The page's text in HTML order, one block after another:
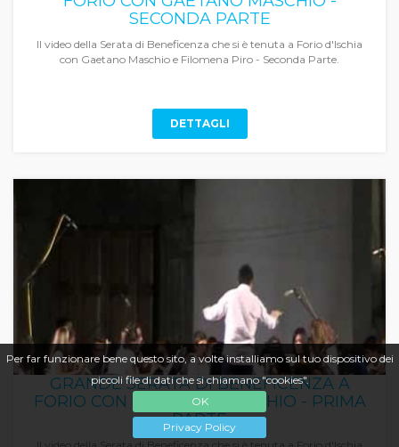
Per far funzionare bene questo sito, a volte installiamo sul tuo dispositivo dei
piccoli file di dati che si chiamano "cookies".
OK
Privacy Policy
SECONDA PARTE
Il video della Serata di Beneficenza che si è tenuta a Forio d'Ischia
con Gaetano Maschio e Filomena Piro - Seconda Parte.
DETTAGLI
GRANDE SERATA DI BENEFICENZA A
FORIO CON GAETANO MASCHIO - PRIMA
PARTE
Il video della Serata di Beneficenza che si è tenuta a Forio d'Ischia